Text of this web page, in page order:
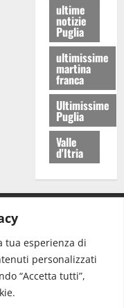
tua esperienza di
personalizzati
“Accetta tutti”,
ultime
notizie
Puglia
ultimissime
martina
franca
Ultimissime
Puglia
Valle
d'Itria